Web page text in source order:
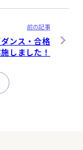
前の記事
ンス・合格
しました！